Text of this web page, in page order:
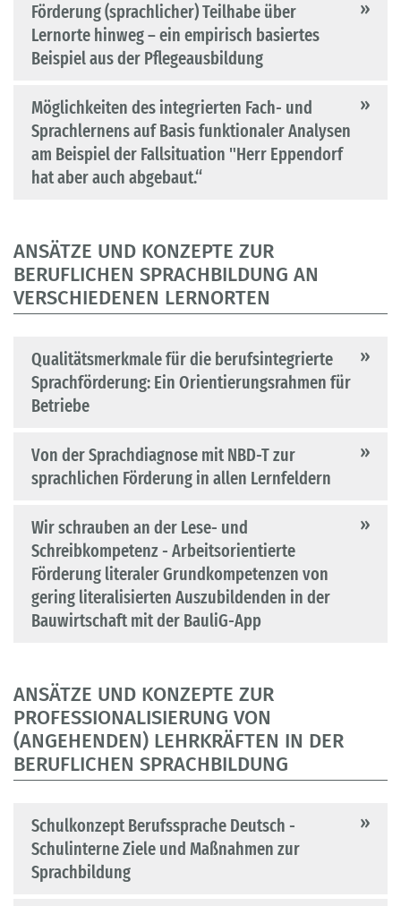
Förderung (sprachlicher) Teilhabe über
Lernorte hinweg – ein empirisch basiertes
Beispiel aus der Pflegeausbildung
Möglichkeiten des integrierten Fach- und
Sprachlernens auf Basis funktionaler Analysen
am Beispiel der Fallsituation "Herr Eppendorf
hat aber auch abgebaut.“
ANSÄTZE UND KONZEPTE ZUR
BERUFLICHEN SPRACHBILDUNG AN
VERSCHIEDENEN LERNORTEN
Qualitätsmerkmale für die berufsintegrierte
Sprachförderung: Ein Orientierungsrahmen für
Betriebe
Von der Sprachdiagnose mit NBD-T zur
sprachlichen Förderung in allen Lernfeldern
Wir schrauben an der Lese- und
Schreibkompetenz - Arbeitsorientierte
Förderung literaler Grundkompetenzen von
gering literalisierten Auszubildenden in der
Bauwirtschaft mit der BauliG-App
ANSÄTZE UND KONZEPTE ZUR
PROFESSIONALISIERUNG VON
(ANGEHENDEN) LEHRKRÄFTEN IN DER
BERUFLICHEN SPRACHBILDUNG
Schulkonzept Berufssprache Deutsch -
Schulinterne Ziele und Maßnahmen zur
Sprachbildung